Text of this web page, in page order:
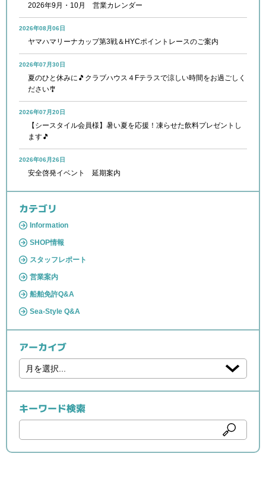
2026年9月・10月 営業カレンダー
2026年08月06日
ヤマハマリーナカップ第3戦＆HYCポイントレースのご案内
2026年07月30日
夏のひと休みに🎵クラブハウス４Fテラスで涼しい時間をお過ごしく
ださい🎐
2026年07月20日
【シースタイル会員様】暑い夏を応援！凍らせた飲料プレゼントし
ます🎵
2026年06月26日
安全啓発イベント 延期案内
カテゴリ
Information
SHOP情報
スタッフレポート
営業案内
船舶免許Q&A
Sea-Style Q&A
アーカイブ
キーワード検索